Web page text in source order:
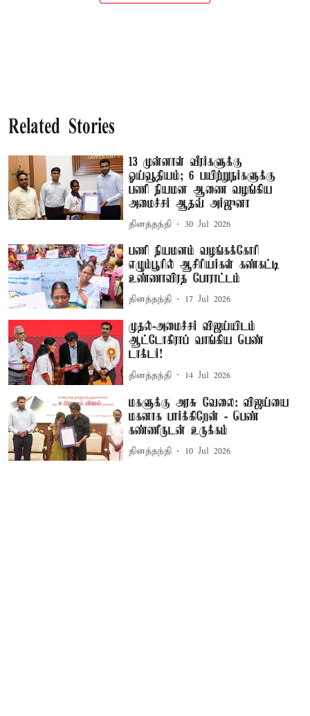
Related Stories
13 முன்னாள் வீரர்களுக்கு
ஓய்வூதியம்; 6 பயிற்றுநர்களுக்கு
பணி நியமன ஆணை வழங்கிய
அமைச்சர் ஆதவ் அர்ஜுனா
தினத்தந்தி 30 Jul 2026
பணி நியமனம் வழங்கக்கோரி
எழும்பூரில் ஆசிரியர்கள் கண்கட்டி
உண்ணாவிரத போராட்டம்
தினத்தந்தி 17 Jul 2026
முதல்-அமைச்சர் விஜய்யிடம்
ஆட்டோகிராப் வாங்கிய பெண்
டாக்டர்!
தினத்தந்தி 14 Jul 2026
மகளுக்கு அரசு வேலை: விஜய்யை
மகனாக பார்க்கிறேன் - பெண்
கண்ணீருடன் உருக்கம்
தினத்தந்தி 10 Jul 2026